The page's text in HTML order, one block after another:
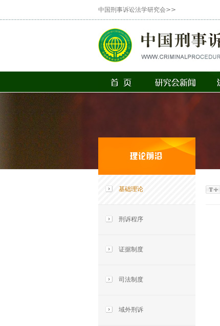
中国刑事诉讼法学研究会>>
基础理论
刑诉程序
证据制度
司法制度
域外刑诉